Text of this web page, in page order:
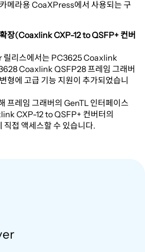
메라용 CoaXPress에서 사용되는 구
장(Coaxlink CXP-12 to QSFP+ 컨버
릴리스에서는 PC3625 Coaxlink
Coaxlink QSFP28 프레임 그래버
형에 고급 기능 지원이 추가되었습니
프레임 그래버의 GenTL 인터페이스
CXP-12 to QSFP+ 컨버터의
접 액세스할 수 있습니다.